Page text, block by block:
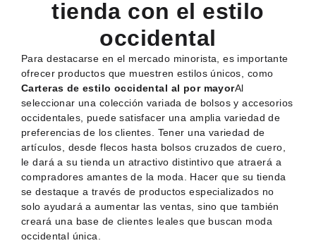
tienda con el estilo
occidental
Para destacarse en el mercado minorista, es importante
ofrecer productos que muestren estilos únicos, como
Carteras de estilo occidental al por mayorAl
seleccionar una colección variada de bolsos y accesorios
occidentales, puede satisfacer una amplia variedad de
preferencias de los clientes. Tener una variedad de
artículos, desde flecos hasta bolsos cruzados de cuero,
le dará a su tienda un atractivo distintivo que atraerá a
compradores amantes de la moda. Hacer que su tienda
se destaque a través de productos especializados no
solo ayudará a aumentar las ventas, sino que también
creará una base de clientes leales que buscan moda
occidental única.